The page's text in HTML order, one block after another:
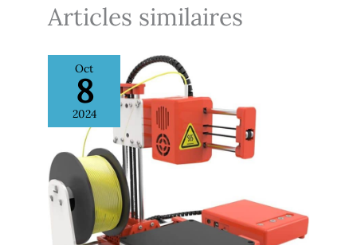
Articles similaires
Oct
8
2024